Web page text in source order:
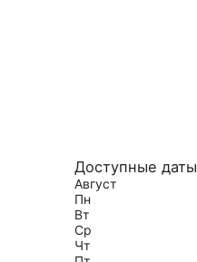
Доступные даты
Август
Пн
Вт
Ср
Чт